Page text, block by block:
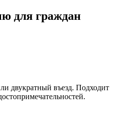
для граждан
двукратный въезд. Подходит